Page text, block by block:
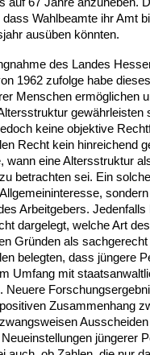
dass Wahl­be­am­te ihr Amt
ausüben könn­ten.
des Lan­des
1962 zu­fol­ge ha­be
Men­schen ermögli­chen
gewähr­leis­ten
kei­ne ob­jek­ti­ve
Recht kein hin­rei­chend
wann ei­ne Al­ters­struk­tur
be­trach­ten sei. Ein
Ar­beit­ge­bers. Je­den­falls
dar­ge­legt, wel­che Art
Gründen als
be­leg­ten, dass jünge­re
Um­fang mit
Neue­re
Zu­sam­men­hang
jünge­rer